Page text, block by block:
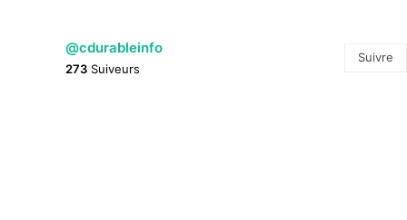
@cdurableinfo
273 Suiveurs
Suivre